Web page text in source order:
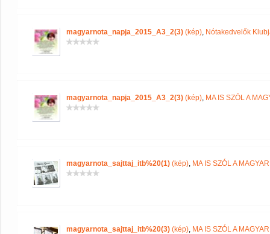
magyarnota_napja_2015_A3_2(3) (kép), Nótakedvelők
magyarnota_napja_2015_A3_2(3) (kép), MA IS SZÓL A
magyarnota_sajttaj_itb%20(1) (kép), MA IS SZÓL A
magyarnota_sajttaj_itb%20(3) (kép), MA IS SZÓL A